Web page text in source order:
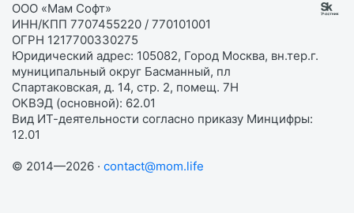
ООО «Мам Софт»
ИНН/КПП 7707455220 / 770101001
ОГРН 1217700330275
Юридический адрес: 105082, Город Москва, вн.тер.г.
муниципальный округ Басманный, пл
Спартаковская, д. 14, стр. 2, помещ. 7Н
ОКВЭД (основной): 62.01
Вид ИТ-деятельности согласно приказу Минцифры:
12.01
© 2014—2026 · contact@mom.life